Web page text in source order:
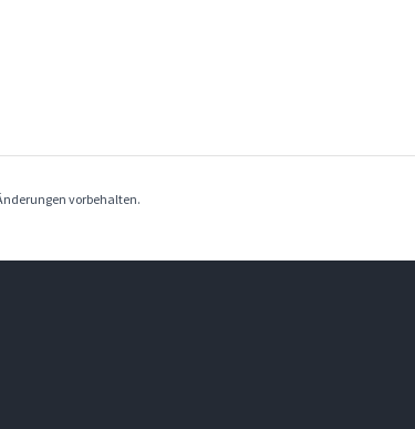
vorbehalten.